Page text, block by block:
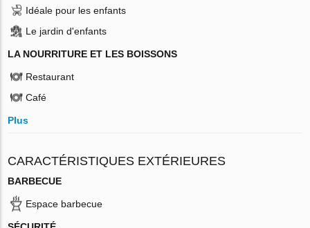
Idéale pour les enfants
Le jardin d'enfants
LA NOURRITURE ET LES BOISSONS
Restaurant
Café
Plus
CARACTÉRISTIQUES EXTÉRIEURES
BARBECUE
Espace barbecue